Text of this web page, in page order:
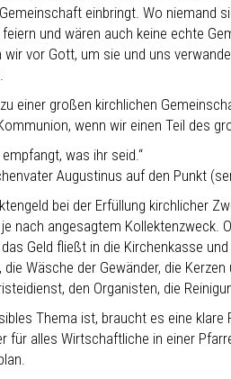
einbringt. Wo niemand
und wären auch keine echte
wir vor Gott, um sie und uns
einer großen kirchlichen
wenn wir einen Teil des
was ihr seid.“
Augustinus auf den Punkt
bei der Erfüllung kirchlicher
nach angesagtem Kollektenzweck.
Geld fließt in die Kirchenkasse
die Wäsche der Gewänder, die
den Organisten, die
Thema ist, braucht es eine
für alles Wirtschaftliche in einer